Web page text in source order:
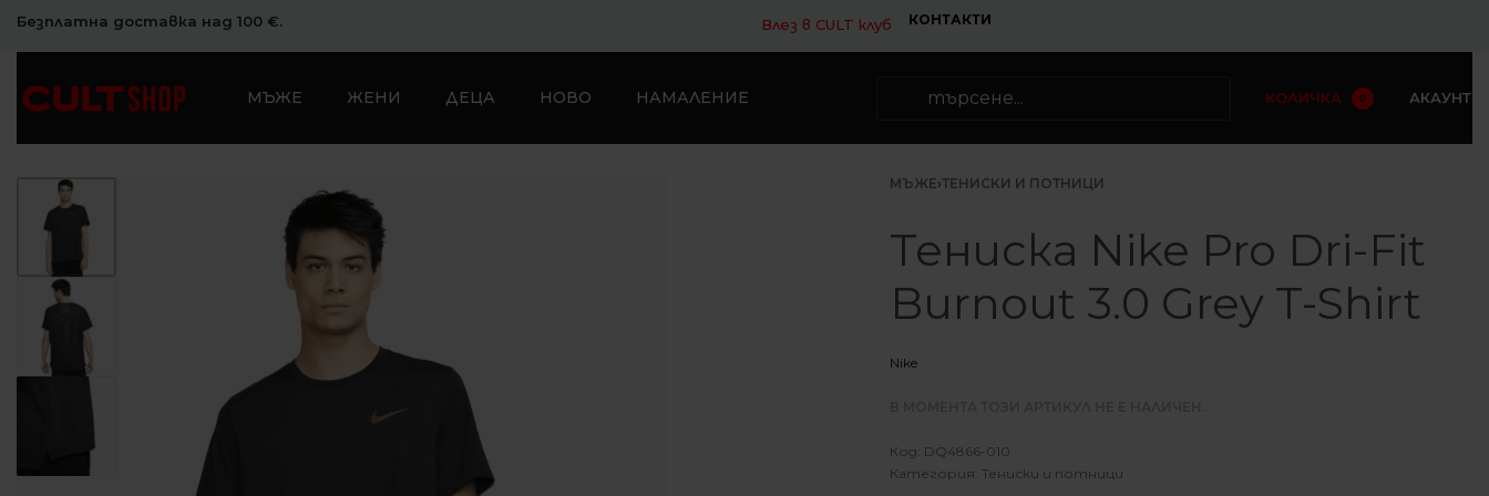
Безплатна доставка над 100 €. Влез в CULT клуб КОНТАКТИ
МЪЖЕ ЖЕНИ ДЕЦА НОВО НАМАЛЕНИЕ КОЛИЧКА 0 АКАУНТ
МЪЖЕ›ТЕНИСКИ И ПОТНИЦИ
Тениска Nike Pro Dri-Fit
Burnout 3.0 Grey T-Shirt
Nike
DQ4866-010
Категория: Тениски и потници